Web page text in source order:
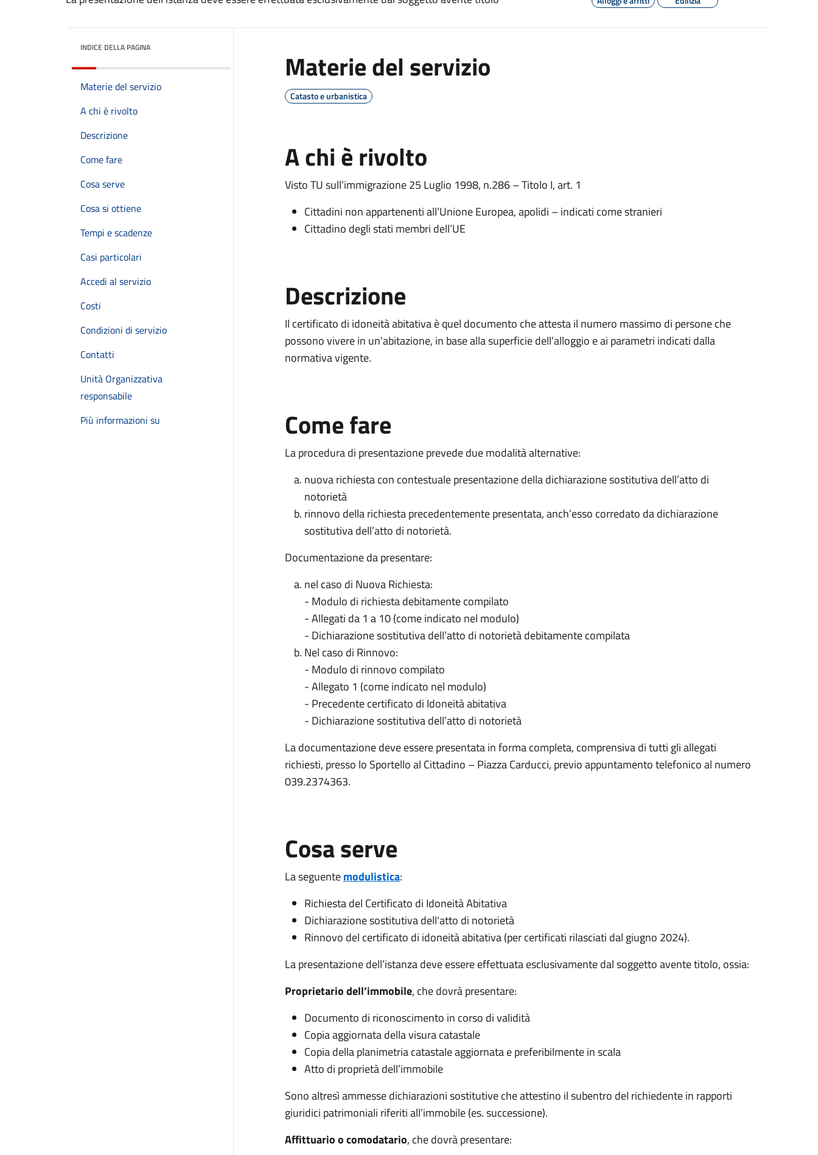
INDICE DELLA PAGINA
Materie del servizio
A chi è rivolto
Descrizione
Come fare
Cosa serve
Cosa si ottiene
Tempi e scadenze
Casi particolari
Accedi al servizio
Costi
Condizioni di servizio
Contatti
Unità Organizzativa
responsabile
Più informazioni su
Materie del servizio
Catasto e urbanistica
A chi è rivolto
Visto TU sull’immigrazione 25 Luglio 1998, n.286 – Titolo I, art. 1
Cittadini non appartenenti all’Unione Europea, apolidi – indicati come stranieri
Cittadino degli stati membri dell’UE
Descrizione
Il certificato di idoneità abitativa è quel documento che attesta il numero massimo di persone che
possono vivere in un'abitazione, in base alla superficie dell’alloggio e ai parametri indicati dalla
normativa vigente.
Come fare
La procedura di presentazione prevede due modalità alternative:
nuova richiesta con contestuale presentazione della dichiarazione sostitutiva dell’atto di
notorietà
rinnovo della richiesta precedentemente presentata, anch’esso corredato da dichiarazione
sostitutiva dell’atto di notorietà.
Documentazione da presentare:
nel caso di Nuova Richiesta:
- Modulo di richiesta debitamente compilato
- Allegati da 1 a 10 (come indicato nel modulo)
- Dichiarazione sostitutiva dell’atto di notorietà debitamente compilata
Nel caso di Rinnovo:
- Modulo di rinnovo compilato
- Allegato 1 (come indicato nel modulo)
- Precedente certificato di Idoneità abitativa
- Dichiarazione sostitutiva dell’atto di notorietà
La documentazione deve essere presentata in forma completa, comprensiva di tutti gli allegati
richiesti, presso lo Sportello al Cittadino – Piazza Carducci, previo appuntamento telefonico al numero
039.2374363.
Cosa serve
La seguentemodulistica:
Richiesta del Certificato di Idoneità Abitativa
Dichiarazione sostitutiva dell'atto di notorietà
Rinnovo del certificato di idoneità abitativa (per certificati rilasciati dal giugno 2024).
La presentazione dell’istanza deve essere effettuata esclusivamente dal soggetto avente titolo, ossia:
Proprietario dell’immobile, che dovrà presentare:
Documento di riconoscimento in corso di validità
Copia aggiornata della visura catastale
Copia della planimetria catastale aggiornata e preferibilmente in scala
Atto di proprietà dell’immobile
Sono altresì ammesse dichiarazioni sostitutive che attestino il subentro del richiedente in rapporti
giuridici patrimoniali riferiti all’immobile (es. successione).
Affittuario o comodatario, che dovrà presentare: